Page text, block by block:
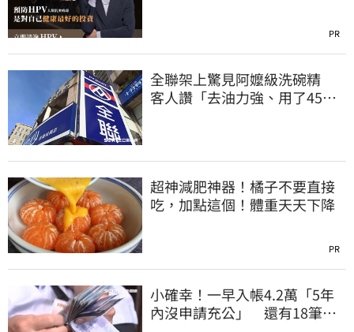
PR
全聯架上驚見阿嬤級洗碗精
客人讚「去油力強、用了45
超神減肥神器！橘子不要直接
吃，加點這個！體重天天下降
PR
小確幸！一早入帳4.2萬「5年
內沒申請充公」 還有18筆錢